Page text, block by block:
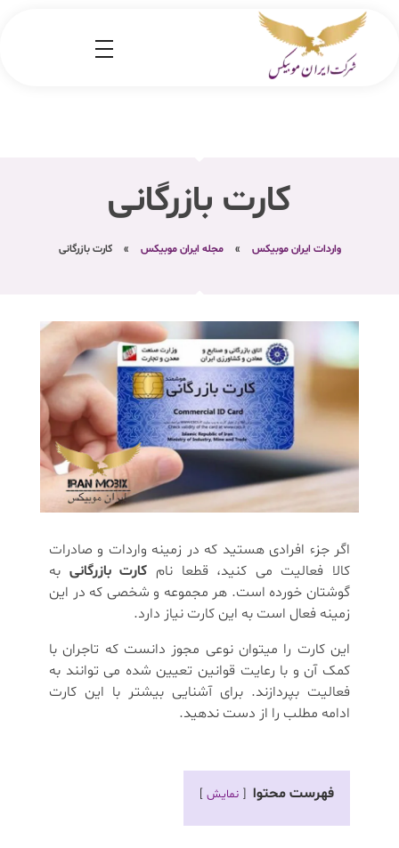
کارت بازرگانی
واردات ایران موبیکس » مجله ایران موبیکس » کارت بازرگانی
اگر جزء افرادی هستید که در زمینه واردات و صادرات
کالا فعالیت می کنید، قطعا نام کارت بازرگانی به
گوشتان خورده است. هر مجموعه و شخصی که در این
زمینه فعال است به این کارت نیاز دارد.
این کارت را میتوان نوعی مجوز دانست که تاجران با
کمک آن و با رعایت قوانین تعیین شده می توانند به
فعالیت بپردازند. برای آشنایی بیشتر با این کارت
ادامه مطلب را از دست ندهید.
فهرست محتوا نمایش